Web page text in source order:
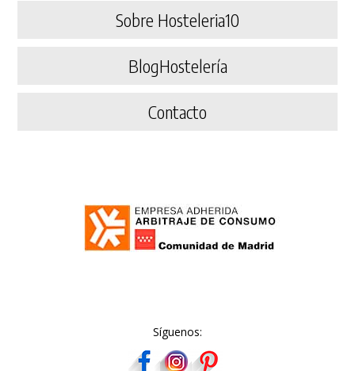
Sobre Hosteleria10
BlogHostelería
Contacto
Síguenos: